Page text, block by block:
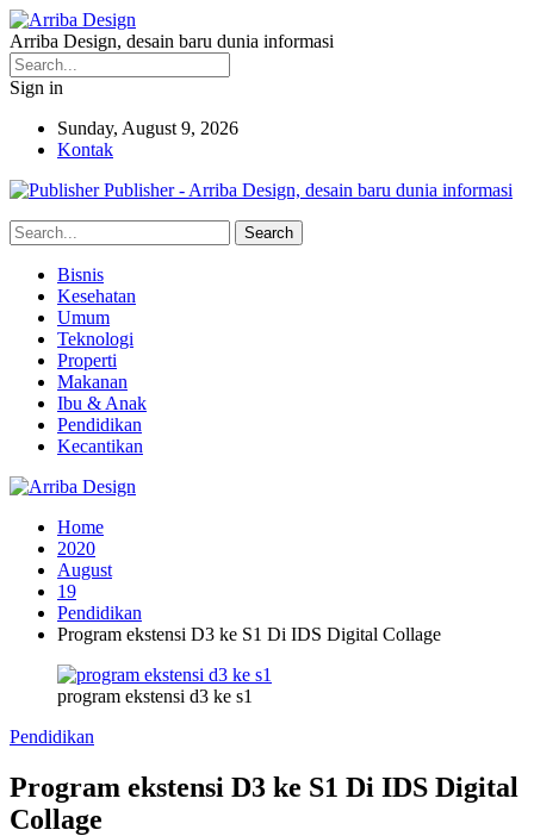
Arriba Design, desain baru dunia informasi
Sign in
Sunday, August 9, 2026
Kontak
Publisher - Arriba Design, desain baru dunia informasi
Bisnis
Kesehatan
Umum
Teknologi
Properti
Makanan
Ibu & Anak
Pendidikan
Kecantikan
Home
2020
August
19
Pendidikan
Program ekstensi D3 ke S1 Di IDS Digital Collage
program ekstensi d3 ke s1
Pendidikan
Program ekstensi D3 ke S1 Di IDS Digital
Collage